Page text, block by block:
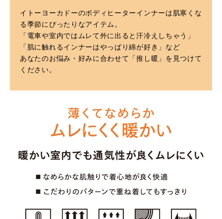
イトーヨーカドーのボディヒーターインナーは肌寒くな
る季節にぴったりなアイテム。
「電車や室内ではムレて外に出ると汗冷えしちゃう」
「肌に触れるインナーはやっぱり綿が好き」など
あなたのお悩み・好みに合わせて「推し暖」を見つけて
ください。